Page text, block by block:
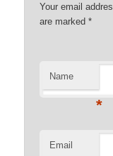
Your email
are marked*
Name
*
Email